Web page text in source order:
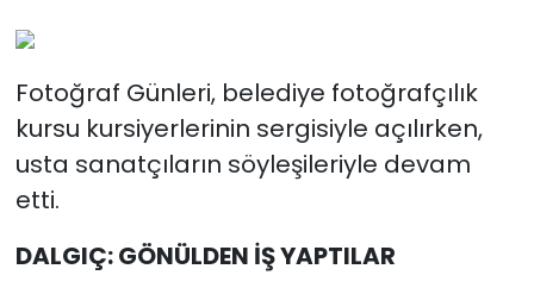
Fotoğraf Günleri, belediye fotoğrafçılık
kursu kursiyerlerinin sergisiyle açılırken,
usta sanatçıların söyleşileriyle devam
etti.
DALGIÇ: GÖNÜLDEN İŞ YAPTILAR